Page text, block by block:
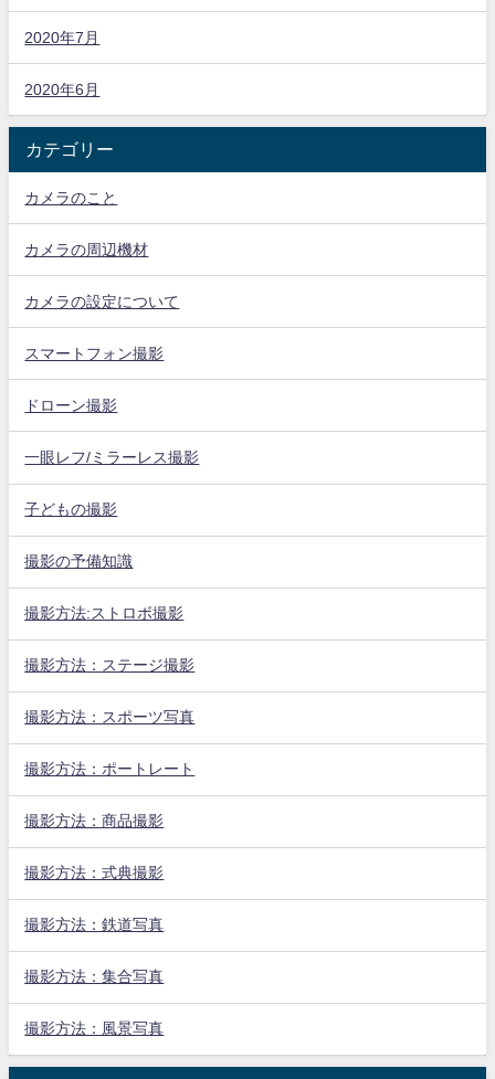
2020年7月
2020年6月
カテゴリー
カメラのこと
カメラの周辺機材
カメラの設定について
スマートフォン撮影
ドローン撮影
一眼レフ/ミラーレス撮影
子どもの撮影
撮影の予備知識
撮影方法:ストロボ撮影
撮影方法：ステージ撮影
撮影方法：スポーツ写真
撮影方法：ポートレート
撮影方法：商品撮影
撮影方法：式典撮影
撮影方法：鉄道写真
撮影方法：集合写真
撮影方法：風景写真